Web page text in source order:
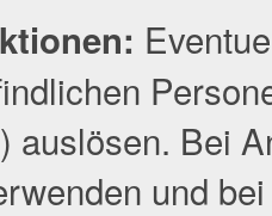
auslösen. Bei
und